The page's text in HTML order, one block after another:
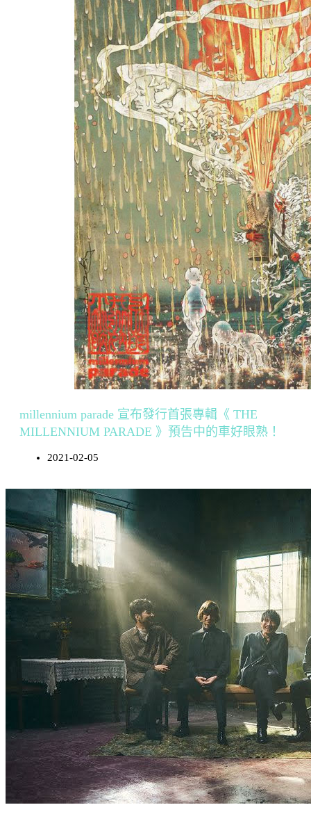
millennium parade 宣布發行首張專輯《 THE
MILLENNIUM PARADE 》預告中的車好眼熟！
2021-02-05